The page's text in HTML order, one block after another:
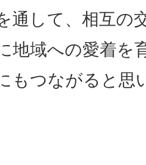
通して、相互の
地域への愛着を
もつながると思